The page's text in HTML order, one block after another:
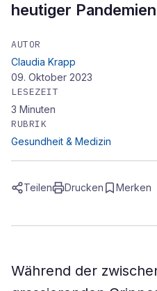
heutiger
AUTOR
Claudia Krapp
09. Oktober 2023
LESEZEIT
3 Minuten
RUBRIK
Gesundheit & Medizin
Teilen Drucken Merken
Während der